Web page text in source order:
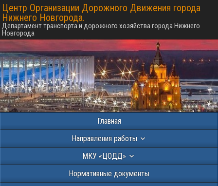
Центр Организации Дорожного Движения города
Нижнего Новгорода.
Департамент транспорта и дорожного хозяйства города Нижнего
Новгорода
Главная
Направления работы
МКУ «ЦОДД»
Нормативные документы